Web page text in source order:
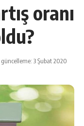
oranı
güncelleme: 3 Şubat 2020